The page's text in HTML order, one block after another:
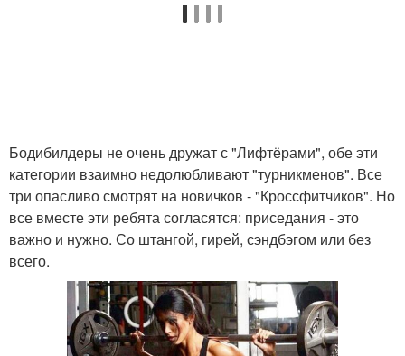
Бодибилдеры не очень дружат с "Лифтёрами", обе эти
категории взаимно недолюбливают "турникменов". Все
три опасливо смотрят на новичков - "Кроссфитчиков". Но
все вместе эти ребята согласятся: приседания - это
важно и нужно. Со штангой, гирей, сэндбэгом или без
всего.